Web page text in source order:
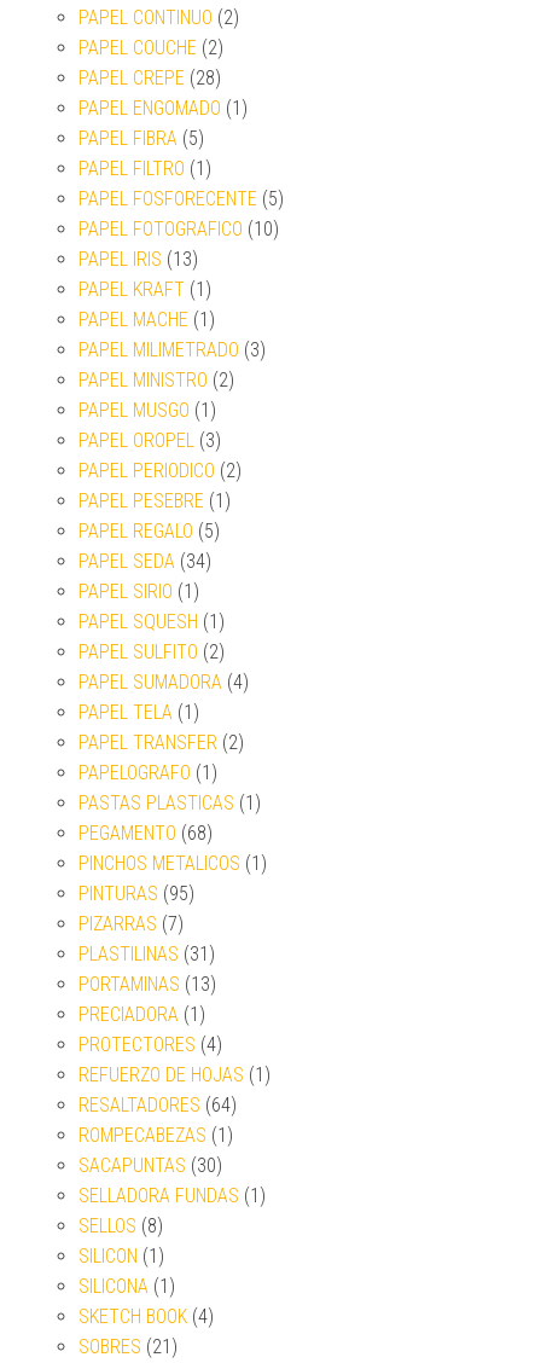
PAPEL CONTINUO (2)
PAPEL COUCHE (2)
PAPEL CREPE (28)
PAPEL ENGOMADO (1)
PAPEL FIBRA (5)
PAPEL FILTRO (1)
PAPEL FOSFORECENTE (5)
PAPEL FOTOGRAFICO (10)
PAPEL IRIS (13)
PAPEL KRAFT (1)
PAPEL MACHE (1)
PAPEL MILIMETRADO (3)
PAPEL MINISTRO (2)
PAPEL MUSGO (1)
PAPEL OROPEL (3)
PAPEL PERIODICO (2)
PAPEL PESEBRE (1)
PAPEL REGALO (5)
PAPEL SEDA (34)
PAPEL SIRIO (1)
PAPEL SQUESH (1)
PAPEL SULFITO (2)
PAPEL SUMADORA (4)
PAPEL TELA (1)
PAPEL TRANSFER (2)
PAPELOGRAFO (1)
PASTAS PLASTICAS (1)
PEGAMENTO (68)
PINCHOS METALICOS (1)
PINTURAS (95)
PIZARRAS (7)
PLASTILINAS (31)
PORTAMINAS (13)
PRECIADORA (1)
PROTECTORES (4)
REFUERZO DE HOJAS (1)
RESALTADORES (64)
ROMPECABEZAS (1)
SACAPUNTAS (30)
SELLADORA FUNDAS (1)
SELLOS (8)
SILICON (1)
SILICONA (1)
SKETCH BOOK (4)
SOBRES (21)